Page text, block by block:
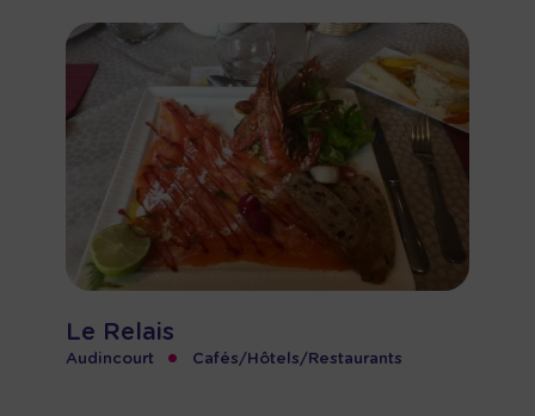
Le Relais
Audincourt • Cafés/Hôtels/Restaurants